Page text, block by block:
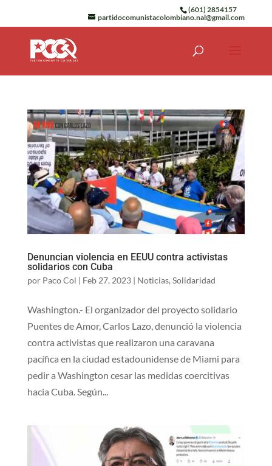
(601) 2854157
partidocomunistacolombiano.nal@gmail.com
Denuncian violencia en EEUU contra activistas
solidarios con Cuba
por Paco Col | Feb 27, 2023| Noticias, Solidaridad
Washington.- El organizador del proyecto solidario
Puentes de Amor, Carlos Lazo, denunció la violencia
contra activistas que realizaron una caravana
pacífica en la ciudad estadounidense de Miami para
pedir a Washington cesar las medidas coercitivas
hacia Cuba. Según...